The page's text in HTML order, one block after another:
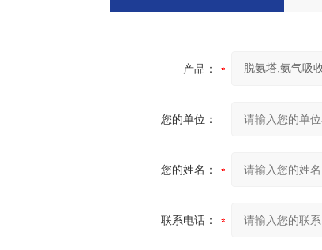
产品：
您的单位：
您的姓名：
联系电话：